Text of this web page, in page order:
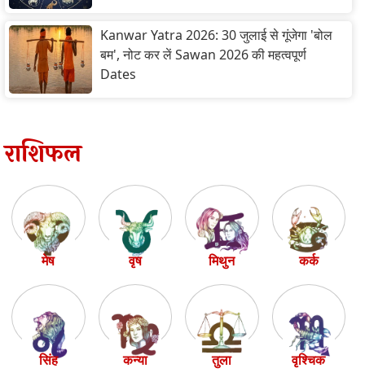
Kanwar Yatra 2026: 30 जुलाई से गूंजेगा 'बोल
बम', नोट कर लें Sawan 2026 की महत्वपूर्ण
Dates
राशिफल
मेष वृष मिथुन कर्क
सिंह कन्या तुला वृश्चिक